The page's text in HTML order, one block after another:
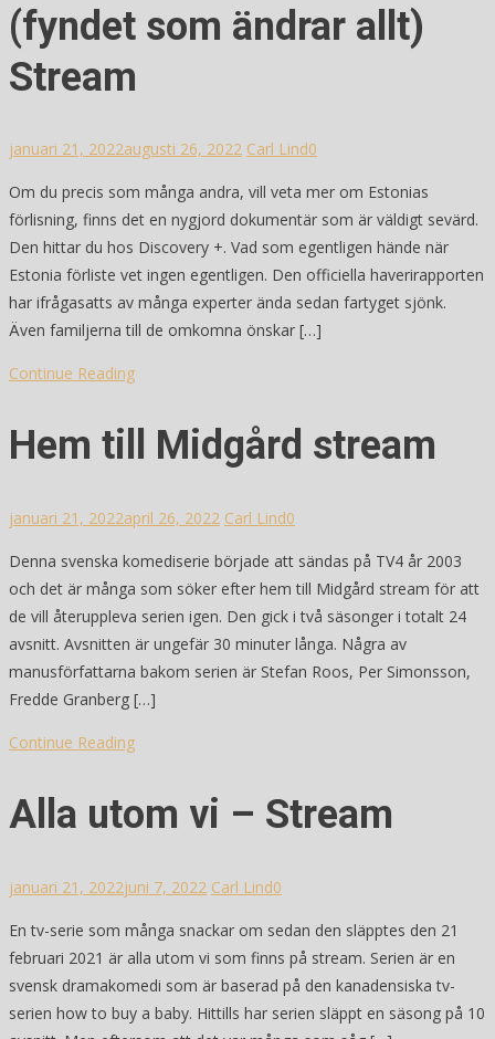
(fyndet som ändrar allt)
Stream
januari 21, 2022augusti 26, 2022 Carl Lind0
Om du precis som många andra, vill veta mer om Estonias
förlisning, finns det en nygjord dokumentär som är väldigt sevärd.
Den hittar du hos Discovery +. Vad som egentligen hände när
Estonia förliste vet ingen egentligen. Den officiella haverirapporten
har ifrågasatts av många experter ända sedan fartyget sjönk.
Även familjerna till de omkomna önskar […]
Continue Reading
Hem till Midgård stream
januari 21, 2022april 26, 2022 Carl Lind0
Denna svenska komediserie började att sändas på TV4 år 2003
och det är många som söker efter hem till Midgård stream för att
de vill återuppleva serien igen. Den gick i två säsonger i totalt 24
avsnitt. Avsnitten är ungefär 30 minuter långa. Några av
manusförfattarna bakom serien är Stefan Roos, Per Simonsson,
Fredde Granberg […]
Continue Reading
Alla utom vi – Stream
januari 21, 2022juni 7, 2022 Carl Lind0
En tv-serie som många snackar om sedan den släpptes den 21
februari 2021 är alla utom vi som finns på stream. Serien är en
svensk dramakomedi som är baserad på den kanadensiska tv-
serien how to buy a baby. Hittills har serien släppt en säsong på 10